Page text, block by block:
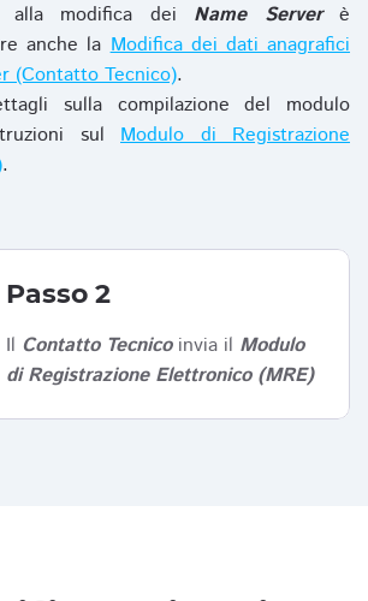
alla modifica dei Name Serverè
anche laModifica dei dati anagrafici
(Contatto Tecnico).
sulla compilazione del modulo
sul Modulo di Registrazione
.
Passo 2
Il Contatto Tecnicoinvia il Modulo
di Registrazione Elettronico (MRE)